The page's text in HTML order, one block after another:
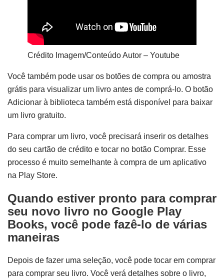
Crédito Imagem/Conteúdo Autor – Youtube
Você também pode usar os botões de compra ou amostra
grátis para visualizar um livro antes de comprá-lo. O botão
Adicionar à biblioteca também está disponível para baixar
um livro gratuito.
Para comprar um livro, você precisará inserir os detalhes
do seu cartão de crédito e tocar no botão Comprar. Esse
processo é muito semelhante à compra de um aplicativo
na Play Store.
Quando estiver pronto para comprar
seu novo livro no Google Play
Books, você pode fazê-lo de várias
maneiras
Depois de fazer uma seleção, você pode tocar em comprar
para comprar seu livro. Você verá detalhes sobre o livro,